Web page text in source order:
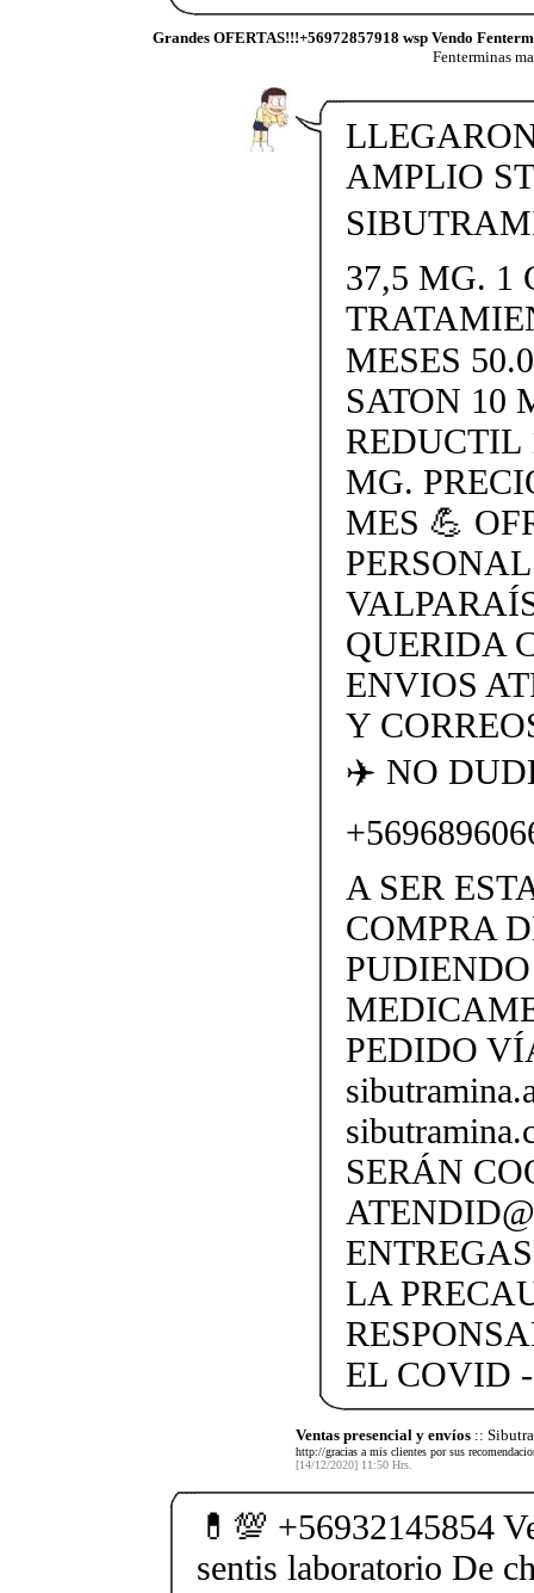
Grandes OFERTAS!!!+56972857918 wsp Vendo
Fenterminas
AMPLIO
37,5 MG. 1
MESES
SATON 10
REDUCTIL
MG.
MES 💪
QUERIDA
ENVIOS
Y
✈️ NO
A SER
COMPRA
PEDIDO
SERÁN
LA
EL COVID
Ventas presencial y envíos ::
http://gracias a mis clientes por sus
[14/12/2020] 11:50 Hrs.
💊💯 +56932145854
sentis laboratorio De